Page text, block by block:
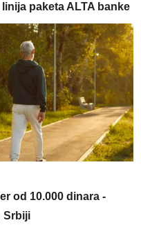
paketa ALTA banke
od 10.000 dinara -
Srbiji